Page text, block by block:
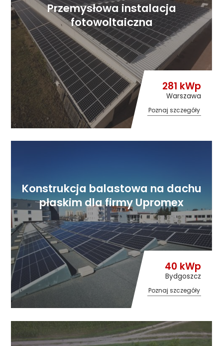
Przemysłowa instalacja
fotowoltaiczna
281 kWp
Warszawa
Poznaj szczegóły
Konstrukcja balastowa na dachu
płaskim dla firmy Upromex
40 kWp
Bydgoszcz
Poznaj szczegóły